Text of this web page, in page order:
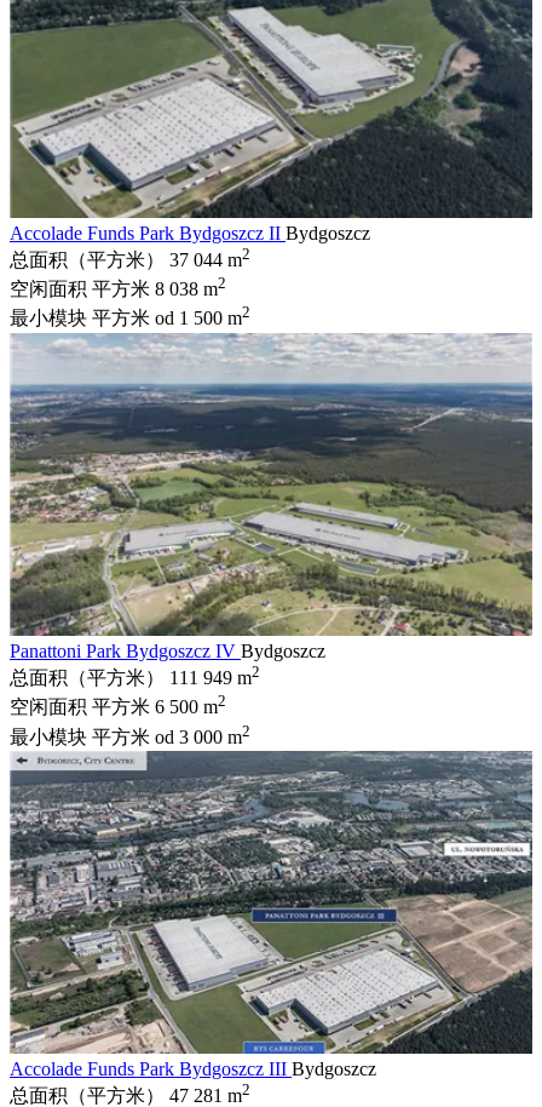
Accolade Funds Park Bydgoszcz II Bydgoszcz
总面积（平方米）
37 044 m2
空闲面积 平方米 8 038 m2
最小模块 平方米 od 1 500 m2
Panattoni Park Bydgoszcz IV Bydgoszcz
总面积（平方米）
111 949 m2
空闲面积 平方米 6 500 m2
最小模块 平方米 od 3 000 m2
Accolade Funds Park Bydgoszcz III Bydgoszcz
总面积（平方米）
47 281 m2